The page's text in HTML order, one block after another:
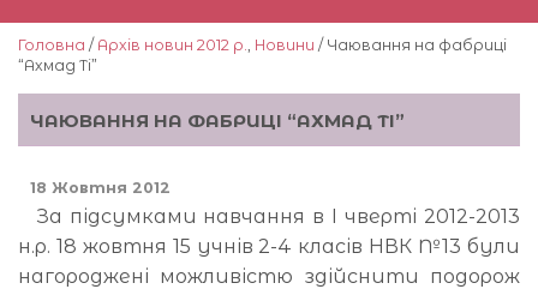
Головна / Архів новин 2012 р. Новини / Чаювання на фабриці
“Ахмад Ті”
ЧАЮВАННЯ НА ФАБРИЦІ “АХМАД ТІ”
18 Жовтня 2012
За підсумками навчання в І чверті 2012-2013
н.р. 18 жовтня 15 учнів 2-4 класів НВК №13 були
нагороджені можливістю здійснити подорож